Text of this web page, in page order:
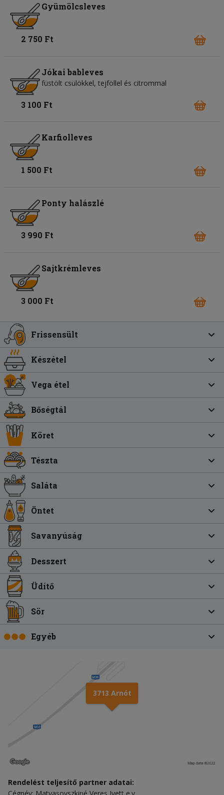
Gyümölcsleves
2 750 Ft
Jókai bableves
füstölt csülökkel, tejföllel és citrommal
3 100 Ft
Karfiolleves
1 500 Ft
Ponty halászlé
3 990 Ft
Sajtkrémleves
3 000 Ft
Frissensült
Készétel
Vega étel
Bőségtál
Köret
Tészta
Saláta
Öntet
Savanyúság
Desszert
Üdítő
Sör
Egyéb
3713 Arnót
Rendelést teljesítő partner adatai: